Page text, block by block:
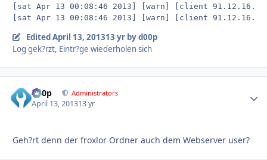
[sat Apr 13 00:08:46 2013] [warn] [client
[sat Apr 13 00:08:46 2013] [warn] [client
EditedApril 13, 201313 yrby d00p
Log gek?rzt, Eintr?ge wiederholen sich
d00p Administrators
April 13, 201313 yr
Geh?rt denn der froxlor Ordner auch dem Webserver user?